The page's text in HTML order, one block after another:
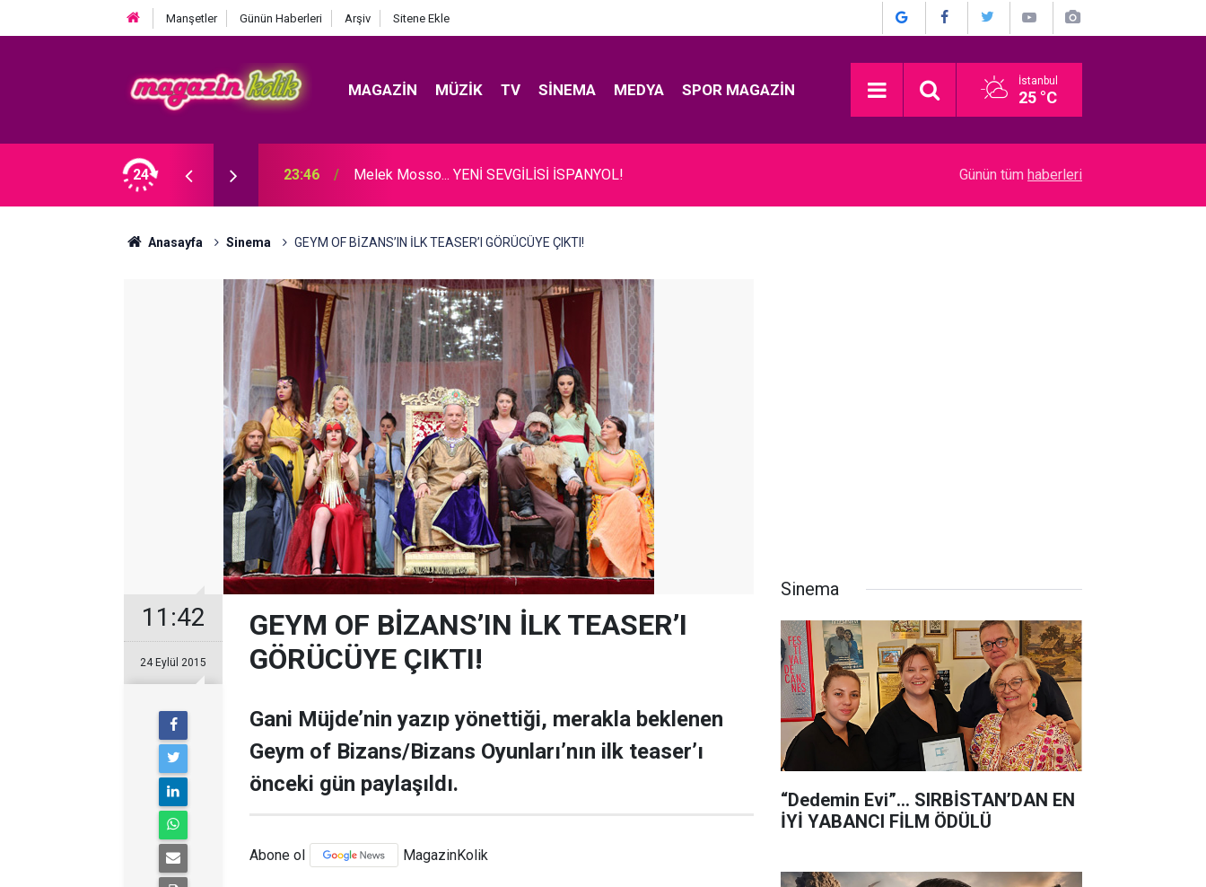
Manşetler Günün Haberleri Arşiv Sitene Ekle
MAGAZIN MÜZIK TV SINEMA MEDYA SPOR MAGAZIN İstanbul
25 °C
24
TAZMİNATI FAİZİYLE BİRLİKTE ALACAK. 23:46 Melek Mosso... YENİ SEVGİLİSİ İSPANYOL! “Dedemin Evi”… SIRBİSTAN’DAN EN İYİ
Günün tüm haberleri
Anasayfa Sinema GEYM OF BİZANS’IN İLK TEASER’I GÖRÜCÜYE ÇIKTI!
11:42
24 Eylül 2015
GEYM OF BİZANS’IN İLK TEASER’I
GÖRÜCÜYE ÇIKTI!
Gani Müjde’nin yazıp yönettiği, merakla beklenen
Geym of Bizans/Bizans Oyunları’nın ilk teaser’ı
önceki gün paylaşıldı.
Abone ol MagazinKolik
Sinema
“Dedemin Evi”… SIRBİSTAN’DAN EN
İYİ YABANCI FİLM ÖDÜLÜ